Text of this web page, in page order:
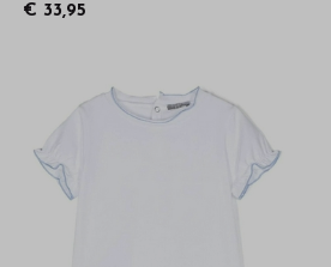
€ 33,95